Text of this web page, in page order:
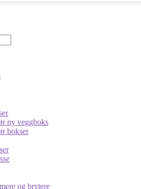
ny veggboks
bokser
og brytere